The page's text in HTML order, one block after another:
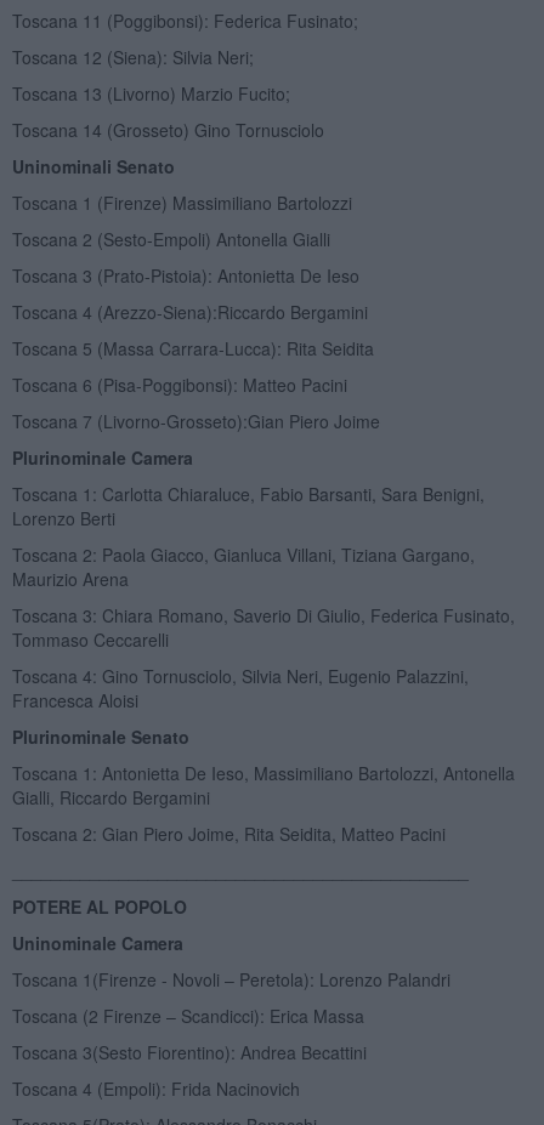
Toscana 11 (Poggibonsi): Federica Fusinato;
Toscana 12 (Siena): Silvia Neri;
Toscana 13 (Livorno) Marzio Fucito;
Toscana 14 (Grosseto) Gino Tornusciolo
Uninominali Senato
Toscana 1 (Firenze) Massimiliano Bartolozzi
Toscana 2 (Sesto-Empoli) Antonella Gialli
Toscana 3 (Prato-Pistoia): Antonietta De Ieso
Toscana 4 (Arezzo-Siena):Riccardo Bergamini
Toscana 5 (Massa Carrara-Lucca): Rita Seidita
Toscana 6 (Pisa-Poggibonsi): Matteo Pacini
Toscana 7 (Livorno-Grosseto):Gian Piero Joime
Plurinominale Camera
Toscana 1: Carlotta Chiaraluce, Fabio Barsanti, Sara Benigni,
Lorenzo Berti
Toscana 2: Paola Giacco, Gianluca Villani, Tiziana Gargano,
Maurizio Arena
Toscana 3: Chiara Romano, Saverio Di Giulio, Federica Fusinato,
Tommaso Ceccarelli
Toscana 4: Gino Tornusciolo, Silvia Neri, Eugenio Palazzini,
Francesca Aloisi
Plurinominale Senato
Toscana 1: Antonietta De Ieso, Massimiliano Bartolozzi, Antonella
Gialli, Riccardo Bergamini
Toscana 2: Gian Piero Joime, Rita Seidita, Matteo Pacini
POTERE AL POPOLO
Uninominale Camera
Toscana 1(Firenze - Novoli – Peretola): Lorenzo Palandri
Toscana (2 Firenze – Scandicci): Erica Massa
Toscana 3(Sesto Fiorentino): Andrea Becattini
Toscana 4 (Empoli): Frida Nacinovich